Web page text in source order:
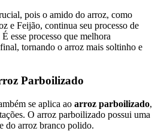
pois o amido do arroz, como
e Feijão, continua seu processo de
esse processo que melhora
tornando o arroz mais soltinho e
Parboilizado
se aplica ao arroz parboilizado,
O arroz parboilizado possui uma
do arroz branco polido.